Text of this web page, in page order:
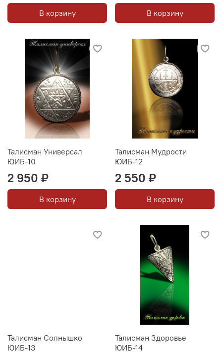
В корзину В корзину
Талисман Универсал
ЮИБ-10
2 950 ₽
В корзину
Талисман Мудрости
ЮИБ-12
2 550 ₽
В корзину
Талисман Солнышко
ЮИБ-13
Талисман Здоровье
ЮИБ-14